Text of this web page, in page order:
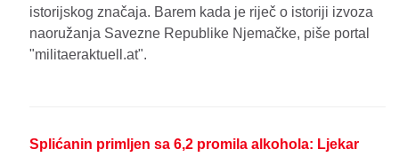
istorijskog značaja. Barem kada je riječ o istoriji izvoza
naoružanja Savezne Republike Njemačke, piše portal
"militaeraktuell.at".
Splićanin primljen sa 6,2 promila alkohola: Ljekar